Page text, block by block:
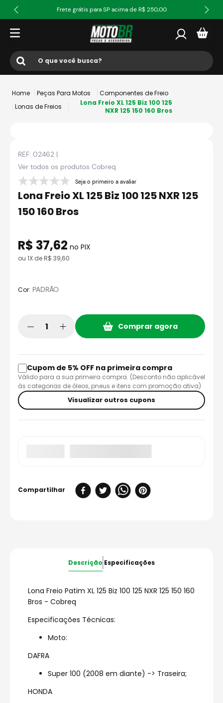
Frete grátis para SP acima de R$ 250,00
O que você busca?
4º fw3
5 º capacete ls2
7º bau
9º capacete aberto
10º race tech
Peças Para Motos
Componentes de Freio
Lonas de Freios
Lona Freio XL 125 Biz 100 125
NXR 125 150 160 Bros
REF: 02462 |
Ver todos os produtos Cobreq
Seja o primeiro a avaliar
Lona Freio XL 125 Biz 100 125 NXR 125
150 160 Bros
R$ 37,62 no PIX
ou 1X deR$ 39,60
Cor: PADRÃO
Comprar agora
Cupom de 5% OFF na primeira compra
Válido para a sua primeira compra. (Desconto não aplicável
às categorias de óleos, pneus e itens com promoção ativa)
Visualizar outros cupons
Descrição Especificações
Lona Freio Patim XL 125 Biz 100 125 NXR 125 150 160
Bros - Cobreq
Especificações Técnicas:
Moto:
DAFRA
Super 100 (2008 em diante) -> Traseira;
HONDA